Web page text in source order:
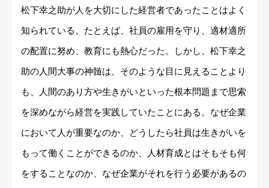
松下幸之助が人を大切にした経営者であったことはよく
知られている。たとえば、社員の雇用を守り、適材適所
の配置に努め、教育にも熱心だった。しかし、松下幸之
助の人間大事の神髄は、そのような目に見えることより
も、人間のあり方や生きがいといった根本問題まで思索
を深めながら経営を実践していたことにある。なぜ企業
において人が重要なのか、どうしたら社員は生きがいを
もって働くことができるのか、人材育成とはそもそも何
をすることなのか、なぜ企業がそれを行う必要があるの